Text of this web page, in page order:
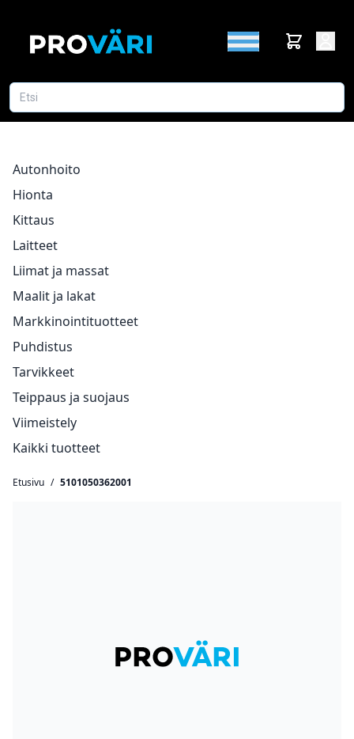
Autonhoito
Hionta
Kittaus
Laitteet
Liimat ja massat
Maalit ja lakat
Markkinointituotteet
Puhdistus
Tarvikkeet
Teippaus ja suojaus
Viimeistely
Kaikki tuotteet
Etusivu / 5101050362001